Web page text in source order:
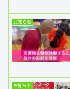
お知らせ
お知らせ